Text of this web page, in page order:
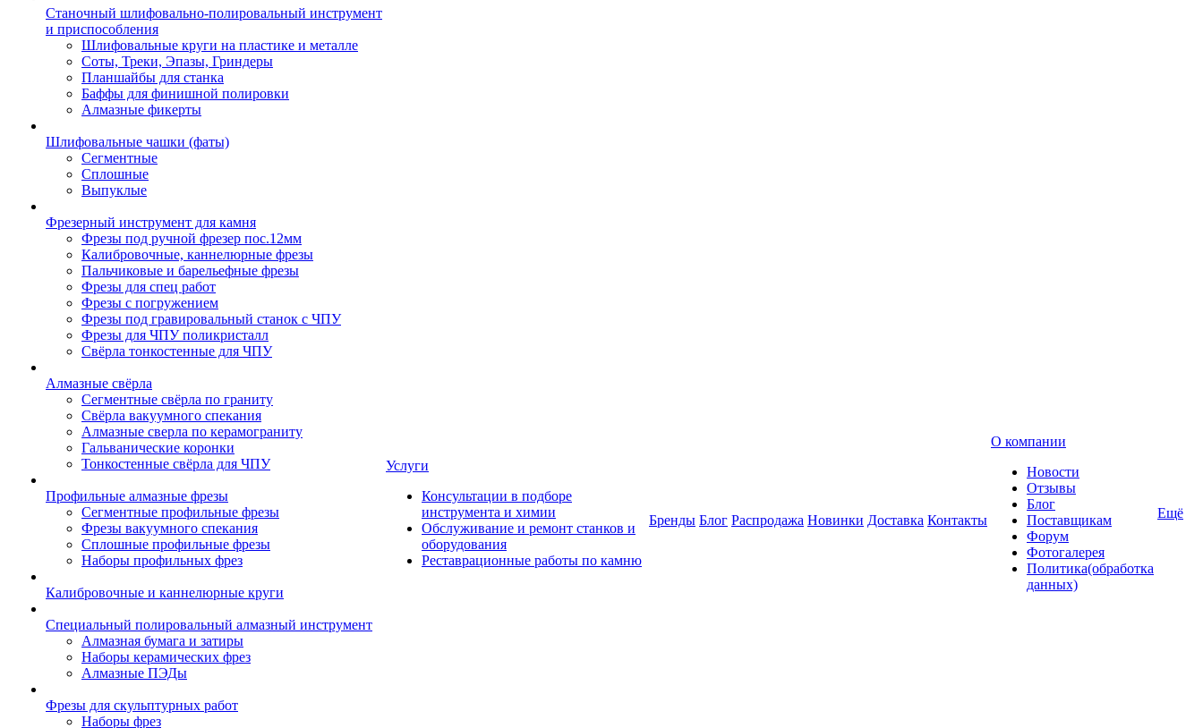
Станочный шлифовально-полировальный инструмент
и приспособления
Шлифовальные круги на пластике и металле
Соты, Треки, Эпазы, Гриндеры
Планшайбы для станка
Баффы для финишной полировки
Алмазные фикерты
Шлифовальные чашки (фаты)
Сегментные
Сплошные
Выпуклые
Фрезерный инструмент для камня
Фрезы под ручной фрезер пос.12мм
Калибровочные, каннелюрные фрезы
Пальчиковые и барельефные фрезы
Фрезы для спец работ
Фрезы с погружением
Фрезы под гравировальный станок с ЧПУ
Фрезы для ЧПУ поликристалл
Свёрла тонкостенные для ЧПУ
Алмазные свёрла
Сегментные свёрла по граниту
Свёрла вакуумного спекания
Алмазные сверла по керамограниту
Гальванические коронки
Тонкостенные свёрла для ЧПУ
Профильные алмазные фрезы
Сегментные профильные фрезы
Фрезы вакуумного спекания
Сплошные профильные фрезы
Наборы профильных фрез
Калибровочные и каннелюрные круги
Специальный полировальный алмазный инструмент
Алмазная бумага и затиры
Наборы керамических фрез
Алмазные ПЭДы
Фрезы для скульптурных работ
Наборы фрез
Услуги
Консультации в подборе
инструмента и химии
Обслуживание и ремонт станков и
оборудования
Реставрационные работы по камню
Бренды Блог Распродажа Новинки Доставка Контакты
О компании
Новости
Отзывы
Блог
Поставщикам
Форум
Фотогалерея
Политика(обработка
данных)
Ещё